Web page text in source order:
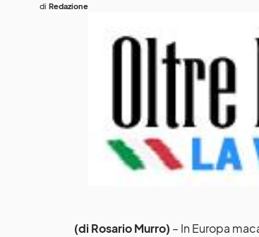
di Redazione
(di Rosario Murro) – In Europa